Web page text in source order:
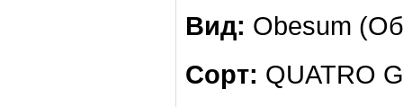
Вид: Obesum
Сорт: QUATRO